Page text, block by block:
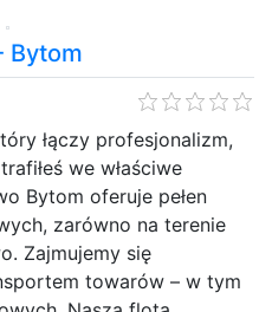
Bytom
łączy profesjonalizm,
we właściwe
Bytom oferuje pełen
zarówno na terenie
Zajmujemy się
towarów – w tym